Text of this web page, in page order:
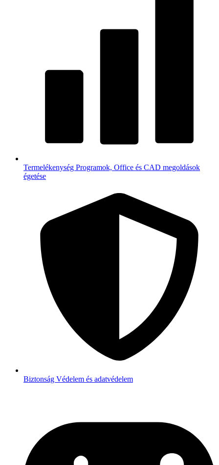
Termelékenység Programok, Office és CAD megoldások
égetése
Biztonság Védelem és adatvédelem